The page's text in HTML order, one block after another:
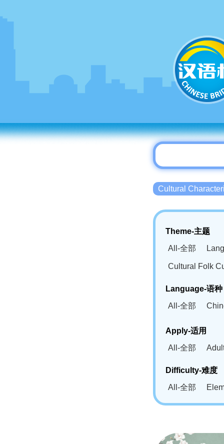
Cultural
Theme-主题
All-全部
Cultural Folk
Language-语种
All-全部
Bahasa
Swahili(SW)-
Apply-适用
All-全部
Difficulty-难度
All-全部